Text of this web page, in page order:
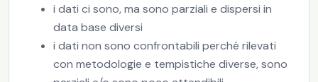
i dati ci sono, ma sono parziali e dispersi in
data base diversi
i dati non sono confrontabili perché rilevati
con metodologie e tempistiche diverse, sono